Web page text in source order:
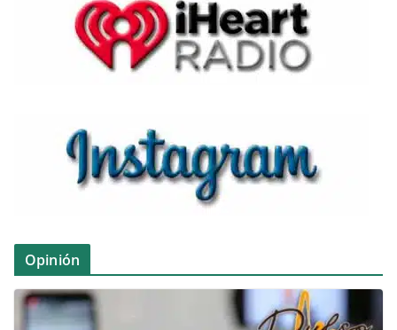
Opinión